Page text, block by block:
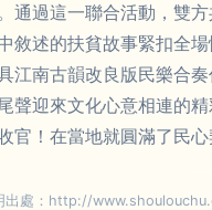
通過這一聯合活動，雙
敘述的扶貧故事緊扣全
南古韻改良版民樂合奏
聲迎來文化心意相連的
！在當地就圓滿了民心
出處：http://